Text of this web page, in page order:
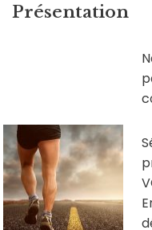
Présentation